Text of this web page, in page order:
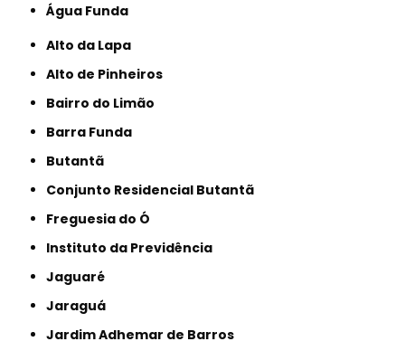
Água Funda
Alto da Lapa
Alto de Pinheiros
Bairro do Limão
Barra Funda
Butantã
Conjunto Residencial Butantã
Freguesia do Ó
Instituto da Previdência
Jaguaré
Jaraguá
Jardim Adhemar de Barros